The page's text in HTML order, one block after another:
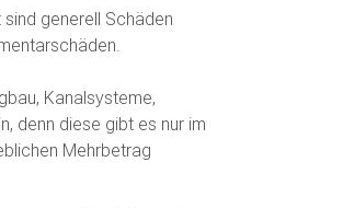
generell Schäden
Kanalsysteme,
denn diese gibt es nur im
Mehrbetrag